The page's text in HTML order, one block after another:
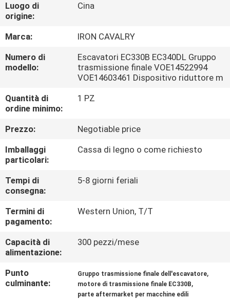
CHI
SIAMO
FATORY
DI
QUALITÀ
CONTATTACI
NOTIZIE
TUTTI
CASI
Luogo di
origine:
Cina
Marca:
IRON CAVALRY
Numero di
modello:
Escavatori EC330B EC340DL Gruppo
trasmissione finale VOE14522994
VOE14603461 Dispositivo riduttore m
Quantità di
ordine minimo:
1 PZ
Prezzo:
Negotiable price
Imballaggi
particolari:
Cassa di legno o come richiesto
Tempi di
consegna:
5-8 giorni feriali
Termini di
pagamento:
Western Union, T/T
Capacità di
alimentazione:
300 pezzi/mese
Punto
culminante:
Gruppo trasmissione finale dell'escavatore,
motore di trasmissione finale EC330B,
parte aftermarket per macchine edili